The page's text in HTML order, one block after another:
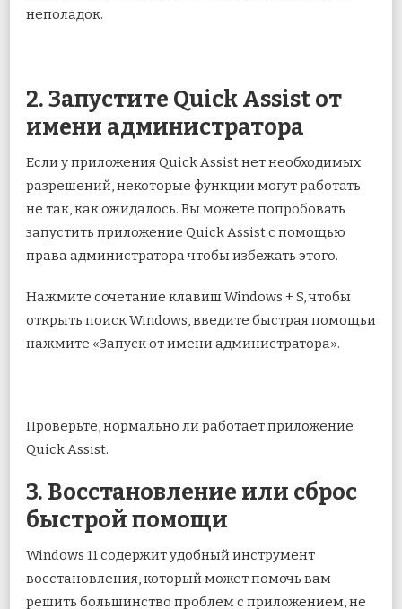
неполадок.
2. Запустите Quick Assist от
имени администратора
Если у приложения Quick Assist нет необходимых
разрешений, некоторые функции могут работать
не так, как ожидалось. Вы можете попробовать
запустить приложение Quick Assist с помощью
права администратора чтобы избежать этого.
Нажмите сочетание клавиш Windows + S, чтобы
открыть поиск Windows, введите быстрая помощьи
нажмите «Запуск от имени администратора».
Проверьте, нормально ли работает приложение
Quick Assist.
3. Восстановление или сброс
быстрой помощи
Windows 11 содержит удобный инструмент
восстановления, который может помочь вам
решить большинство проблем с приложением, не